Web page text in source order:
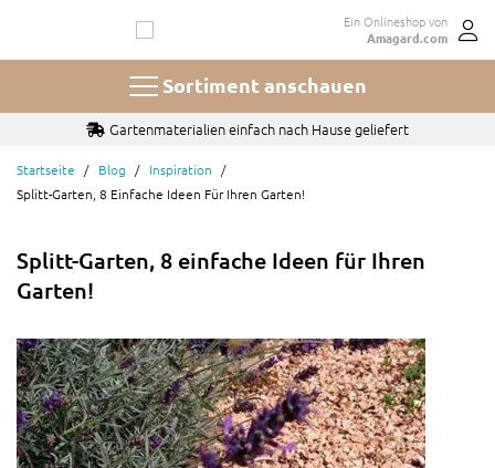
springen
Ein Onlineshop von
Amagard.com
Sortiment anschauen
Gartenmaterialien einfach nach Hause geliefert
Startseite Blog
Inspiration
Splitt-Garten, 8 Einfache Ideen Für Ihren Garten!
Splitt-Garten, 8 einfache Ideen für Ihren
Garten!